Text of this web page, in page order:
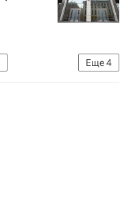
Еще4
Жилье